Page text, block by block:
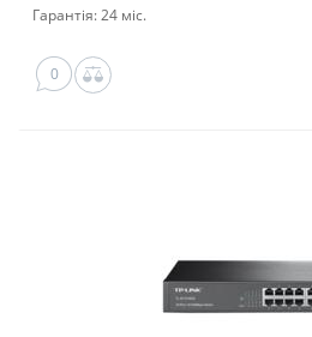
Гарантія: 24 міс.
0